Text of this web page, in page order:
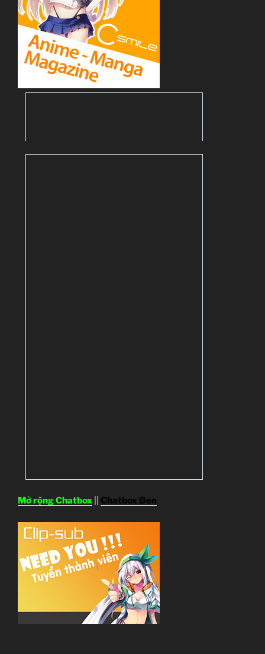
Mở rộng Chatbox Chatbox Đen